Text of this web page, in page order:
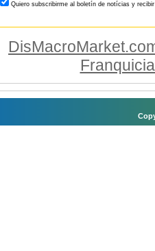
Quiero subscribirme al boletín de notícias y